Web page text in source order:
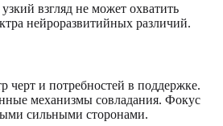
взгляд не может охватить
нейроразвитийных различий.
черт и потребностей в поддержке.
механизмы совладания. Фокус
сильными сторонами.